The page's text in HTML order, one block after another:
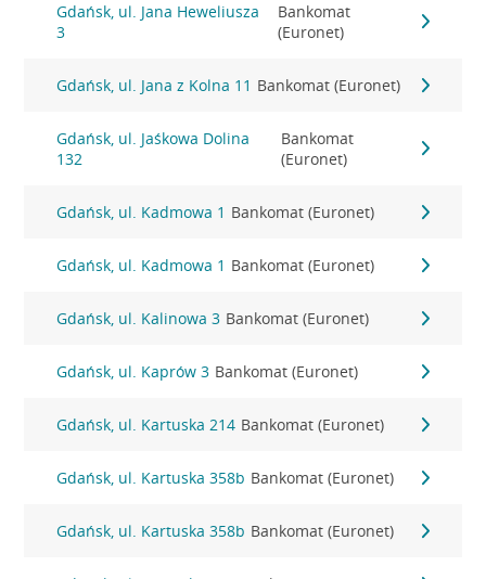
Gdańsk, ul. Jana Heweliusza
3
Bankomat
(Euronet)
Gdańsk, ul. Jana z Kolna 11 Bankomat (Euronet)
Gdańsk, ul. Jaśkowa Dolina
132
Bankomat
(Euronet)
Gdańsk, ul. Kadmowa 1 Bankomat (Euronet)
Gdańsk, ul. Kadmowa 1 Bankomat (Euronet)
Gdańsk, ul. Kalinowa 3 Bankomat (Euronet)
Gdańsk, ul. Kaprów 3 Bankomat (Euronet)
Gdańsk, ul. Kartuska 214 Bankomat (Euronet)
Gdańsk, ul. Kartuska 358b Bankomat (Euronet)
Gdańsk, ul. Kartuska 358b Bankomat (Euronet)